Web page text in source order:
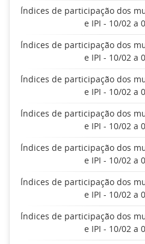
Índices de participação dos
e IPI - 10/02 a
Índices de participação dos
e IPI - 10/02 a
Índices de participação dos
e IPI - 10/02 a
Índices de participação dos
e IPI - 10/02 a
Índices de participação dos
e IPI - 10/02 a
Índices de participação dos
e IPI - 10/02 a
Índices de participação dos
e IPI - 10/02 a